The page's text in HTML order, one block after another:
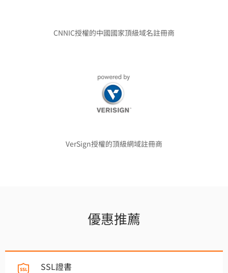
CNNIC授權的中國國家頂級域名註冊商
VerSign授權的頂級網域註冊商
優惠推薦
SSL證書